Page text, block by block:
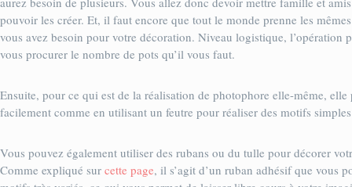
pouvoir les créer. Et, il faut encore que tout le monde prenne les
vous avez besoin pour votre décoration. Niveau logistique, l’opération
vous procurer le nombre de pots qu’il vous faut.
Ensuite, pour ce qui est de la réalisation de photophore elle-même,
facilement comme en utilisant un feutre pour réaliser des motifs
Vous pouvez également utiliser des rubans ou du tulle pour décorer
Comme expliqué sur cette page, il s’agit d’un ruban adhésif que vous